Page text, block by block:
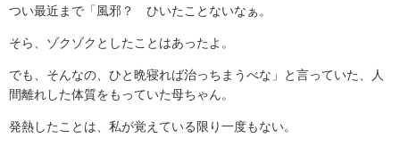
つい最近まで「風邪？ ひいたことないなぁ。
そら、ゾクゾクとしたことはあったよ。
でも、そんなの、ひと晩寝れば治っちまうべな」と言っていた、人
間離れした体質をもっていた母ちゃん。
発熱したことは、私が覚えている限り一度もない。